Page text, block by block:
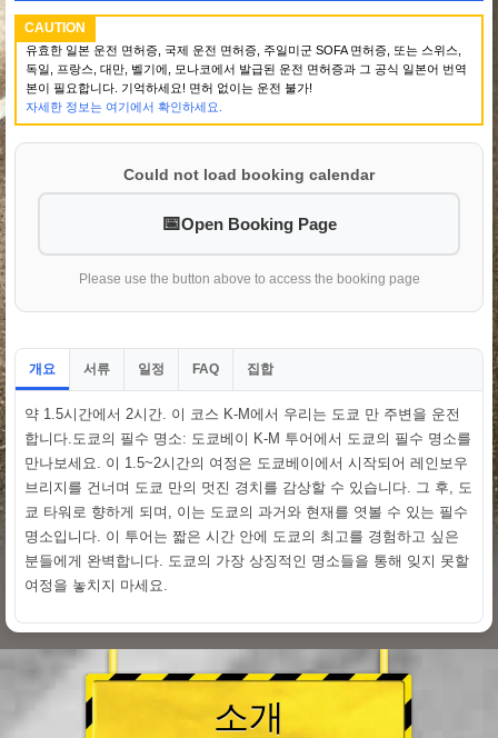
CAUTION
유효한 일본 운전 면허증, 국제 운전 면허증, 주일미군 SOFA 면허증, 또는 스위스,
독일, 프랑스, 대만, 벨기에, 모나코에서 발급된 운전 면허증과 그 공식 일본어 번역
본이 필요합니다. 기억하세요! 면허 없이는 운전 불가!
자세한 정보는 여기에서 확인하세요.
Could not load booking calendar
Open Booking Page
Please use the button above to access the booking page
개요 서류 일정 FAQ 집합
약 1.5시간에서 2시간. 이 코스 K-M에서 우리는 도쿄 만 주변을 운전
합니다.도쿄의 필수 명소: 도쿄베이 K-M 투어에서 도쿄의 필수 명소를
만나보세요. 이 1.5~2시간의 여정은 도쿄베이에서 시작되어 레인보우
브리지를 건너며 도쿄 만의 멋진 경치를 감상할 수 있습니다. 그 후, 도
쿄 타워로 향하게 되며, 이는 도쿄의 과거와 현재를 엿볼 수 있는 필수
명소입니다. 이 투어는 짧은 시간 안에 도쿄의 최고를 경험하고 싶은
분들에게 완벽합니다. 도쿄의 가장 상징적인 명소들을 통해 잊지 못할
여정을 놓치지 마세요.
소개